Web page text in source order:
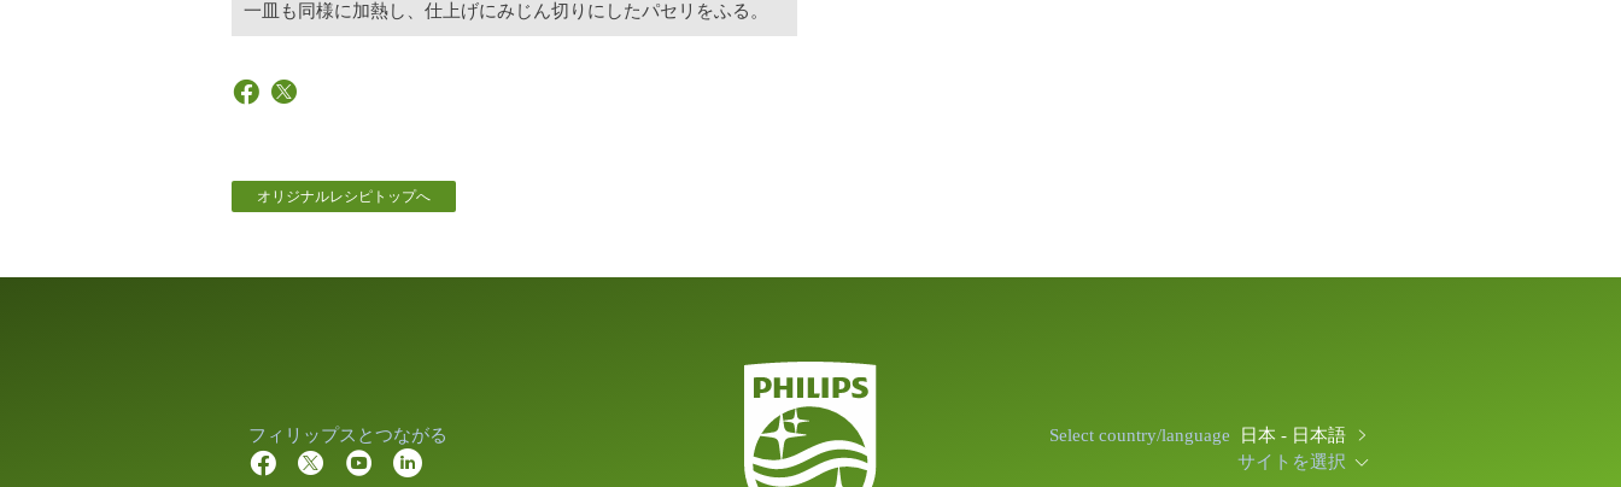
一皿も同様に加熱し、仕上げにみじん切りにしたパセリをふる。
オリジナルレシピトップへ
フィリップスとつながる Select country/language
日本 - 日本語
サイトを選択